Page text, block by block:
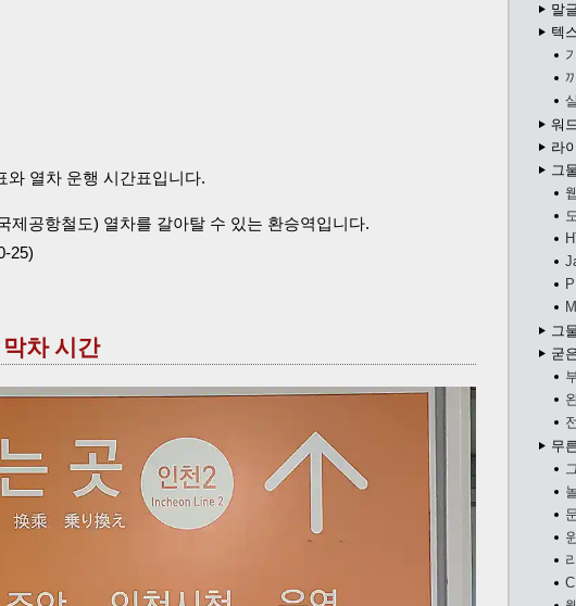
열차 운행 시간표입니다.
공항철도) 열차를 갈아탈 수 있는 환승역입니다.
25)
차 시간
말
텍
워
라
그
그
굳
무